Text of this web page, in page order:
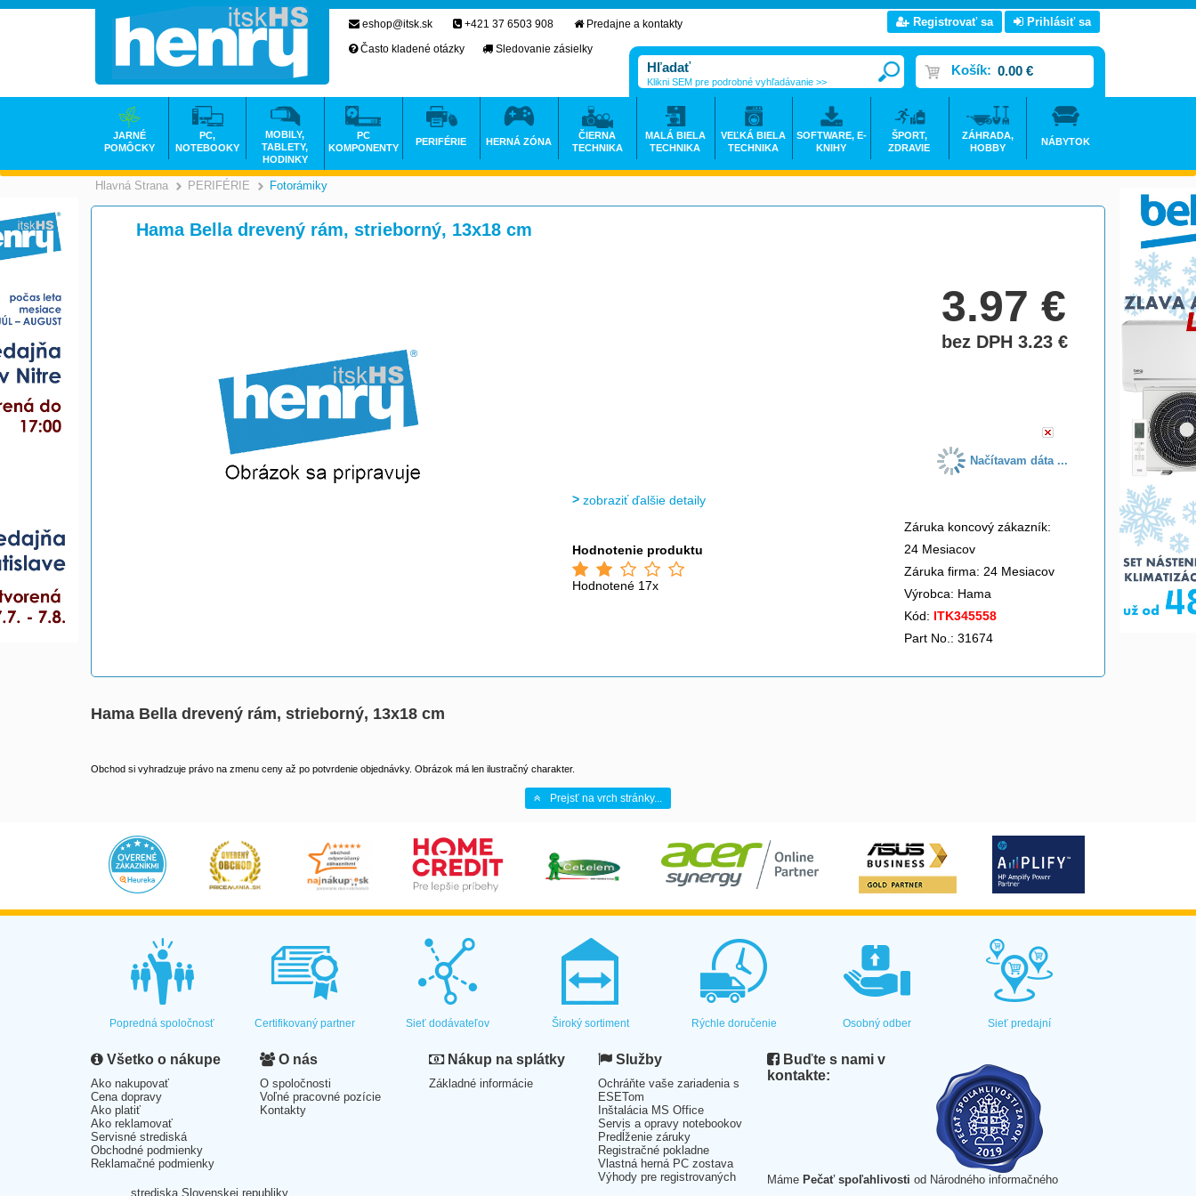
Hlavná Strana >
PERIFÉRIE >
Fotorámiky
Hama Bella drevený rám, strieborný, 13x18 cm
3.97€
bez DPH 3.23€
Načítavam dáta ...
zobraziť ďalšie detaily
Hodnotenie produktu
Hodnotené 17x
Záruka koncový zákazník:
24 Mesiacov
Záruka firma: 24 Mesiacov
Výrobca: Hama
Kód: ITK345558
Part No.: 31674
Hama Bella drevený rám, strieborný, 13x18 cm
Obchod si vyhradzuje právo na zmenu ceny až po potvrdenie objednávky. Obrázok má len ilustračný charakter.
Prejsť na vrch stránky...
eshop@itsk.sk +421 37 6503 908
Predajne a kontakty
Často kladené otázky
Sledovanie zásielky
Registrovať sa Prihlásiť sa
Košík: 0.00 €
Klikni SEM pre podrobné vyhľadávanie >>
JARNÉ
POMÔCKY
PC,
NOTEBOOKY
MOBILY,
TABLETY,
HODINKY
PC
KOMPONENTY
PERIFÉRIE HERNÁ ZÓNA
ČIERNA
TECHNIKA
MALÁ BIELA
TECHNIKA
VEĽKÁ BIELA
TECHNIKA
SOFTWARE, E-
KNIHY
ŠPORT,
ZDRAVIE
ZÁHRADA,
HOBBY
NÁBYTOK
Popredná spoločnosť Certifikovaný partner Sieť dodávateľov Široký sortiment Rýchle doručenie Osobný odber Sieť predajní
Všetko o nákupe
Ako nakupovať
Cena dopravy
Ako platiť
Ako reklamovať
Servisné strediská
Obchodné podmienky
Reklamačné podmienky
O nás
O spoločnosti
Voľné pracovné pozície
Kontakty
Nákup na splátky
Základné informácie
Služby
Ochráňte vaše zariadenia s
ESETom
Inštalácia MS Office
Servis a opravy notebookov
Predĺženie záruky
Registračné pokladne
Vlastná herná PC zostava
Výhody pre registrovaných
Buďte s nami v
kontakte:
Máme Pečať spoľahlivosti od Národného informačného
strediska Slovenskej republiky